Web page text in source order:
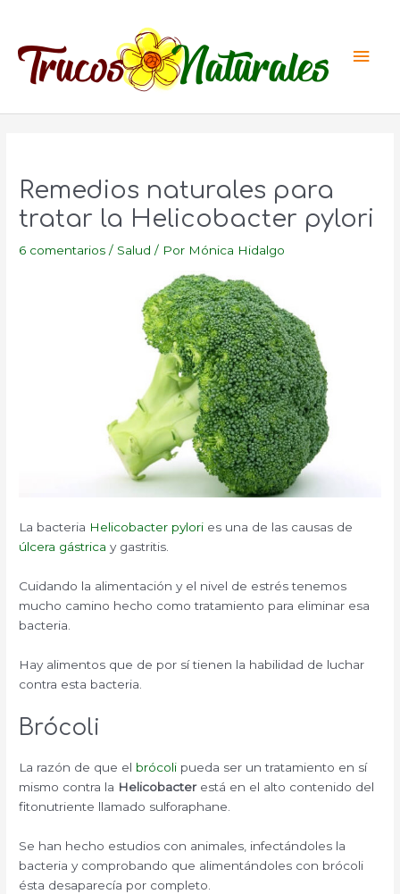
contenido
Remedios naturales para
tratar la Helicobacter pylori
6 comentarios / Salud / Por Mónica Hidalgo
La bacteria Helicobacter pylori es una de las causas de
úlcera gástrica y gastritis.
Cuidando la alimentación y el nivel de estrés tenemos
mucho camino hecho como tratamiento para eliminar esa
bacteria.
Hay alimentos que de por sí tienen la habilidad de luchar
contra esta bacteria.
Brócoli
La razón de que el brócoli pueda ser un tratamiento en sí
mismo contra la Helicobacter está en el alto contenido del
fitonutriente llamado sulforaphane.
Se han hecho estudios con animales, infectándoles la
bacteria y comprobando que alimentándoles con brócoli
ésta desaparecía por completo.